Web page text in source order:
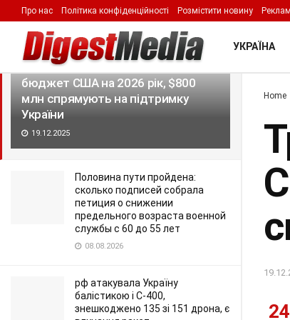
LATEST TRENDING Filter
Трамп ухвалив оборонний
бюджет США на 2026 рік, $800
млн спрямують на підтримку
України
19.12.2025
Половина пути пройдена:
сколько подписей собрала
петиция о снижении
предельного возраста военной
службы с 60 до 55 лет
08.08.2026
рф атакувала Україну
балістикою і С-400,
знешкоджено 135 зі 151 дрона, є
Про нас Політика конфіденційності Розмістити новину
УКРАЇНА
Home
24